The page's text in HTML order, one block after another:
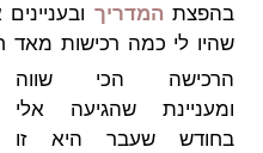
בהפצתהמדריך
שהיו לי כמה רכישות מאד
הרכישה הכי שווה
ומעניינת שהגיעה אלי
בחודש שעבר היא זו